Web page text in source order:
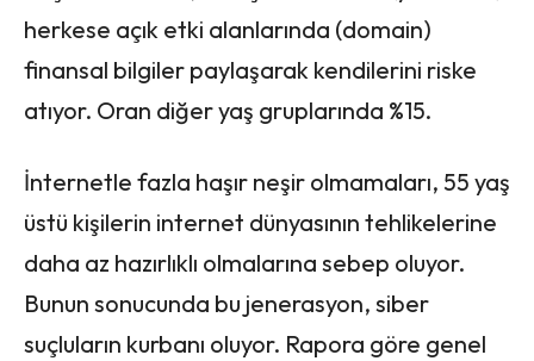
herkese açık etki alanlarında (domain)
finansal bilgiler paylaşarak kendilerini riske
atıyor. Oran diğer yaş gruplarında %15.
İnternetle fazla haşır neşir olmamaları, 55 yaş
üstü kişilerin internet dünyasının tehlikelerine
daha az hazırlıklı olmalarına sebep oluyor.
Bunun sonucunda bu jenerasyon, siber
suçluların kurbanı oluyor. Rapora göre genel